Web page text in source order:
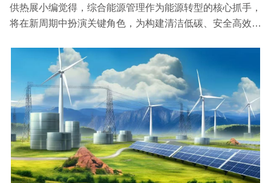
供热展小编觉得，综合能源管理作为能源转型的核心抓手，
将在新周期中扮演关键角色，为构建清洁低碳、安全高效的